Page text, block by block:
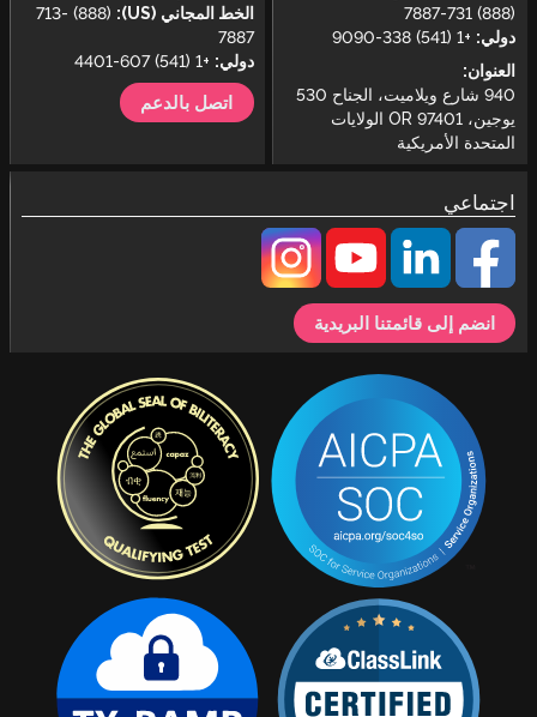
(888) 731-7887
دولي: +1 (541) 338-9090
العنوان:
940 شارع ويلاميت، الجناح 530
يوجين، OR 97401 الولايات
المتحدة الأمريكية
الخط المجاني (US):
(888) 713-
7887
دولي: +1 (541) 607-4401
اتصل بالدعم
اجتماعي
انضم إلى قائمتنا البريدية